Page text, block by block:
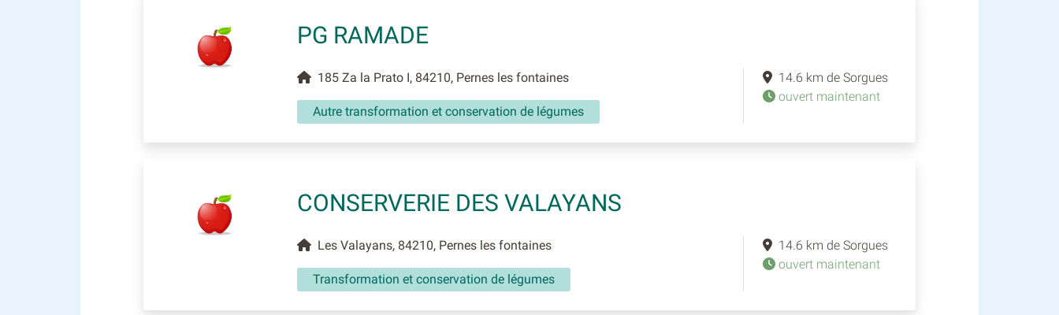
PG RAMADE
185 Za la Prato I, 84210, Pernes les fontaines
Autre transformation et conservation de légumes
14.6 km de Sorgues
ouvert maintenant
CONSERVERIE DES VALAYANS
Les Valayans, 84210, Pernes les fontaines
Transformation et conservation de légumes
14.6 km de Sorgues
ouvert maintenant